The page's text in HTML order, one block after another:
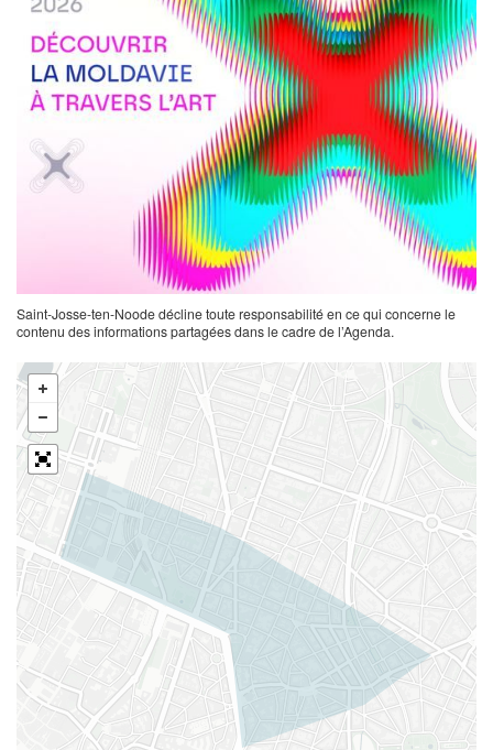
Saint-Josse-ten-Noode décline toute responsabilité en ce qui concerne le
contenu des informations partagées dans le cadre de l’Agenda.